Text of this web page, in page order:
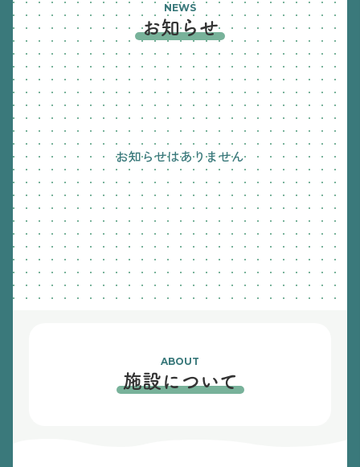
NEWS
お知らせ
お知らせはありません
ABOUT
施設について